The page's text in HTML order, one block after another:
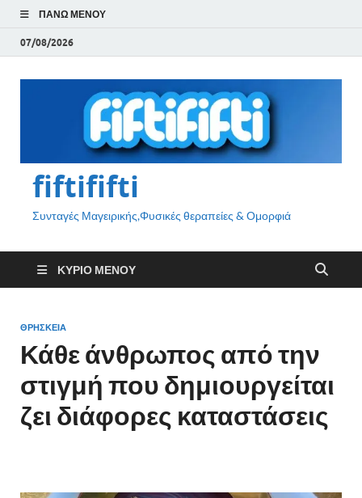
ΠΆΝΩ ΜΕΝΟΎ
07/08/2026
fiftififti
Συνταγές Μαγειρικής,Φυσικές θεραπείες & Ομορφιά
ΚΎΡΙΟ ΜΕΝΟΎ
ΘΡΗΣΚΕΙΑ
Κάθε άνθρωπος από την
στιγμή που δημιουργείται
ζει διάφορες καταστάσεις